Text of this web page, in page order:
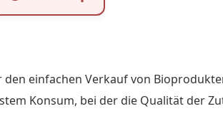
einfachen Verkauf von
Konsum, bei der die Qualität der